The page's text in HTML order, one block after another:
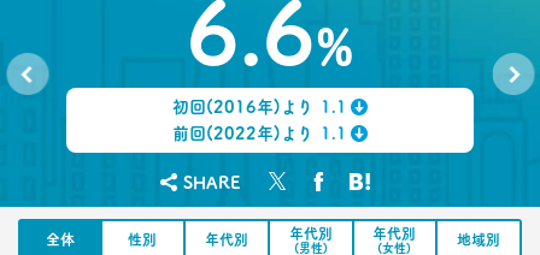
「2040年はどんな社会？」
1万人が回答した望む未来と
望まぬ未来
–日経クロストレンド 連載㉗–
2022.05.18
6.6%
初回(2016年)より
1.1
前回(2022年)より
1.1
SHARE
全体 性別 年代別 年代別
(男性)
年代別
(女性)
地域別